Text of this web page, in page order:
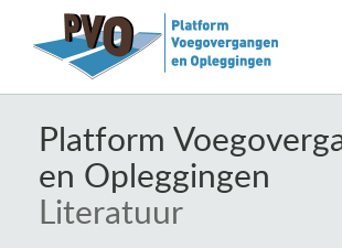
springen
Platform
en Opleggingen
Literatuur